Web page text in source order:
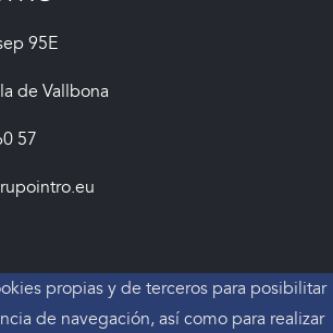
95E
de Vallbona
57
propias y de terceros para posibilitar
de navegación, así como para realizar